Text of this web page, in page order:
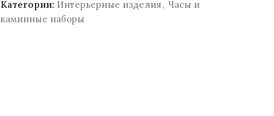
Категории: Интерьерные изделия, Часы и
каминные наборы